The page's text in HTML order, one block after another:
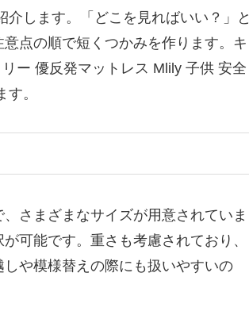
します。「どこを見ればいい？」と
点の順で短くつかみを作ります。キ
ー 優反発マットレス Mlily 子供 安全
。
さまざまなサイズが用意されていま
可能です。重さも考慮されており、
や模様替えの際にも扱いやすいの